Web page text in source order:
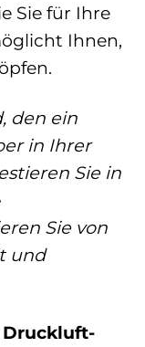
Sie für Ihre
Ihnen,
den ein
in Ihrer
Sie in
Sie von
und
Druckluft-